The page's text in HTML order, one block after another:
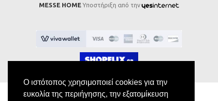
Ο ιστότοπος χρησιμοποιεί cookies για την
ευκολία της περιήγησης, την εξατομίκευση
MESSE HOME Υποστήριξη από την